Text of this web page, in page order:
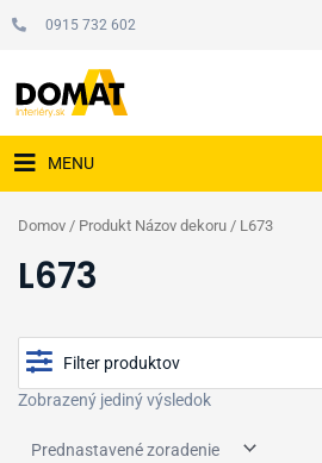
0915 732 602
MENU
Domov / Produkt Názov dekoru / L673
L673
Filter produktov
Zobrazený jediný výsledok